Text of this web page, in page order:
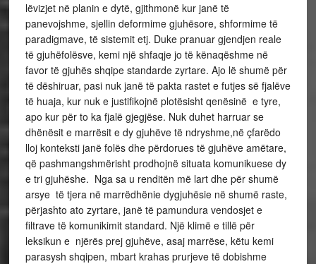
lëvizjet në planin e dytë, gjithmonë kur janë të
panevojshme, sjellin deformime gjuhësore, shformime të
paradigmave, të sistemit etj. Duke pranuar gjendjen reale
të gjuhëfolësve, kemi një shfaqje jo të kënaqëshme në
favor të gjuhës shqipe standarde zyrtare. Ajo lë shumë për
të dëshiruar, pasi nuk janë të pakta rastet e futjes së fjalëve
të huaja, kur nuk e justifikojnë plotësisht qenësinë e tyre,
apo kur për to ka fjalë gjegjëse. Nuk duhet harruar se
dhënësit e marrësit e dy gjuhëve të ndryshme,në çfarëdo
lloj konteksti janë folës dhe përdorues të gjuhëve amëtare,
që pashmangshmërisht prodhojnë situata komunikuese dy
e tri gjuhëshe. Nga sa u renditën më lart dhe për shumë
arsye të tjera në marrëdhënie dygjuhësie në shumë raste,
përjashto ato zyrtare, janë të pamundura vendosjet e
filtrave të komunikimit standard. Një klimë e tillë për
leksikun e njërës prej gjuhëve, asaj marrëse, këtu kemi
parasysh shqipen, mbart krahas prurjeve të dobishme